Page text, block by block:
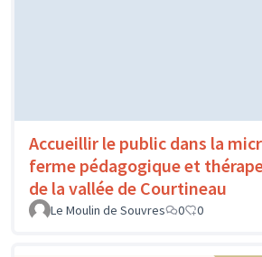
Accueillir le public dans la
ferme pédagogique et
de la vallée de Courtineau
Le Moulin de Souvres 0 0